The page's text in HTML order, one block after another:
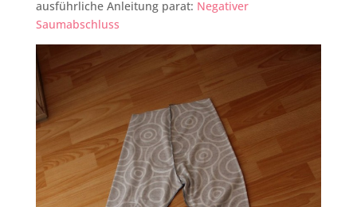
ausführliche Anleitung parat: Negativer
Saumabschluss